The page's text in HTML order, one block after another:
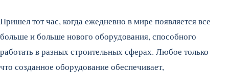
Пришел тот час, когда ежедневно в мире появляется все
больше и больше нового оборудования, способного
работать в разных строительных сферах. Любое только
что созданное оборудование обеспечивает,